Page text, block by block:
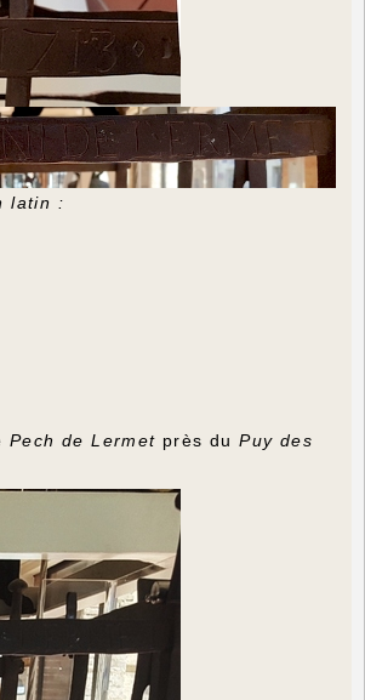
latin :
Pech de Lermet près duPuy des